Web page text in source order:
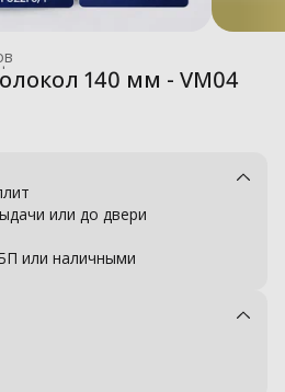
моек высокого
140 мм - VM04
или до двери
или наличными